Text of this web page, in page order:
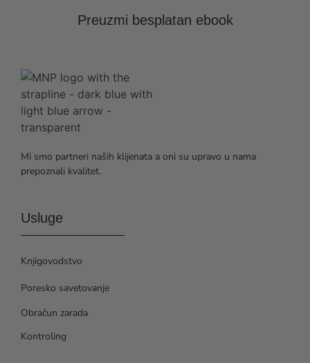
Preuzmi besplatan ebook
Mi smo partneri naših klijenata a oni su upravo u nama
prepoznali kvalitet.
Usluge
Knjigovodstvo
Poresko savetovanje
Obračun zarada
Kontroling